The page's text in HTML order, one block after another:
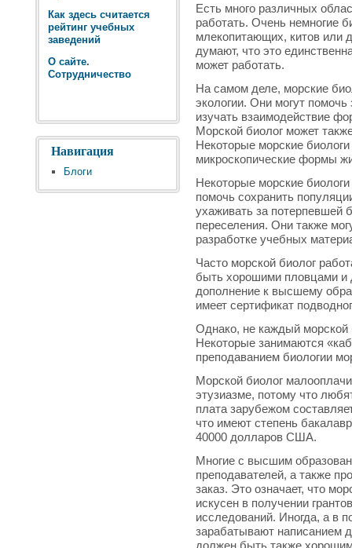
Есть много различных
работать. Очень немногие
млекопитающих, китов или
думают, что это
может работать.
На самом деле, морские
экологии. Они могут
изучать взаимодействие
Морской биолог может
Некоторые морские
микроскопические формы
Некоторые морские
помочь сохранить
ухаживать за потерпевшей
переселения. Они также
разработке учебных
Часто морской биолог
быть хорошими пловцами и
дополнение к высшему
имеет сертификат
Однако, не каждый морской
Некоторые занимаются
преподаванием биологии
Морской биолог
этузиазме, потому что
плата зарубежом
что имеют степень
40000 долларов США.
Многие с высшим
преподавателей, а также
заказ. Это означает, что
искусен в получении
исследований. Иногда, а в
зарабатывают написанием
должен быть также
Как здесь считается
рейтинг учебных
заведений
О сайте.
Сотрудничество
Навигация
Блоги